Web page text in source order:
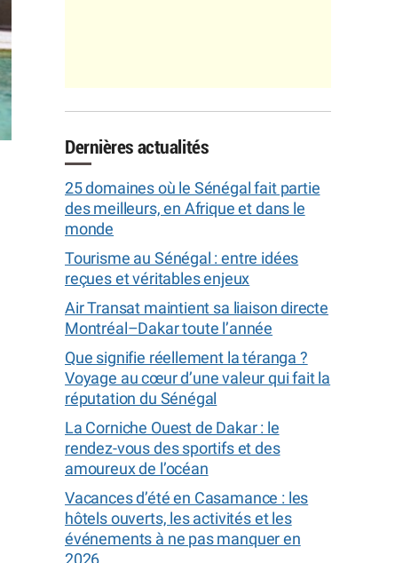
Dernières actualités
25 domaines où le Sénégal fait partie
des meilleurs, en Afrique et dans le
monde
Tourisme au Sénégal : entre idées
reçues et véritables enjeux
Air Transat maintient sa liaison directe
Montréal–Dakar toute l’année
Que signifie réellement la téranga ?
Voyage au cœur d’une valeur qui fait la
réputation du Sénégal
La Corniche Ouest de Dakar : le
rendez-vous des sportifs et des
amoureux de l’océan
Vacances d’été en Casamance : les
hôtels ouverts, les activités et les
événements à ne pas manquer en
2026